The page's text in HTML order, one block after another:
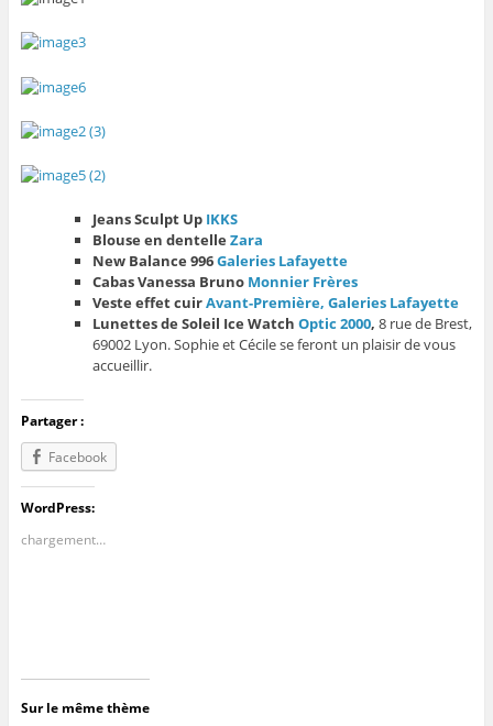
Jeans Sculpt Up IKKS
Blouse en dentelle Zara
New Balance 996Galeries Lafayette
Cabas Vanessa Bruno Monnier Frères
Veste effet cuirAvant-Première, Galeries Lafayette
Lunettes de Soleil Ice Watch Optic 2000, 8 rue de Brest,
69002 Lyon. Sophie et Cécile se feront un plaisir de vous
accueillir.
Partager :
Facebook
WordPress:
chargement…
Sur le même thème